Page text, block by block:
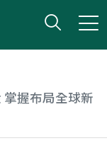
打開
小版
握布局全球新